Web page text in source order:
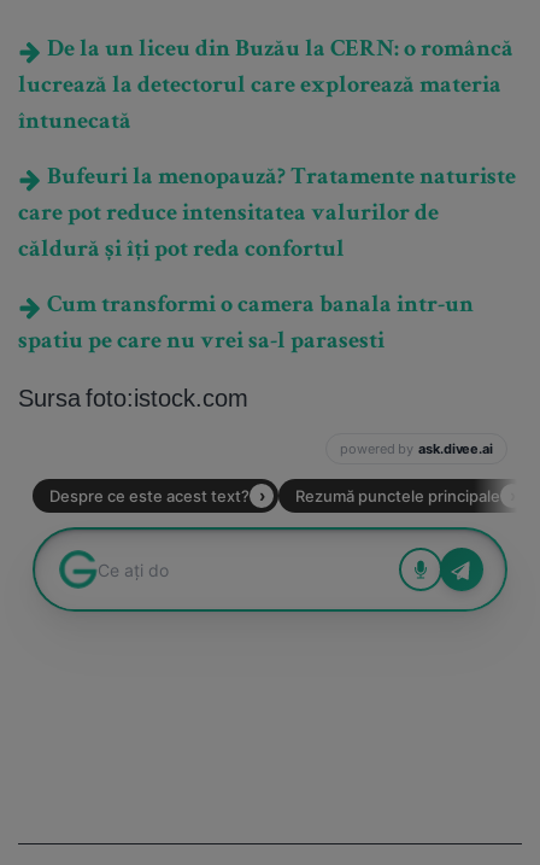
De la un liceu din Buzău la CERN: o româncă
lucrează la detectorul care explorează materia
întunecată
Bufeuri la menopauză? Tratamente naturiste
care pot reduce intensitatea valurilor de
căldură și îți pot reda confortul
Cum transformi o camera banala intr-un
spatiu pe care nu vrei sa-l parasesti
Sursa foto:istock.com